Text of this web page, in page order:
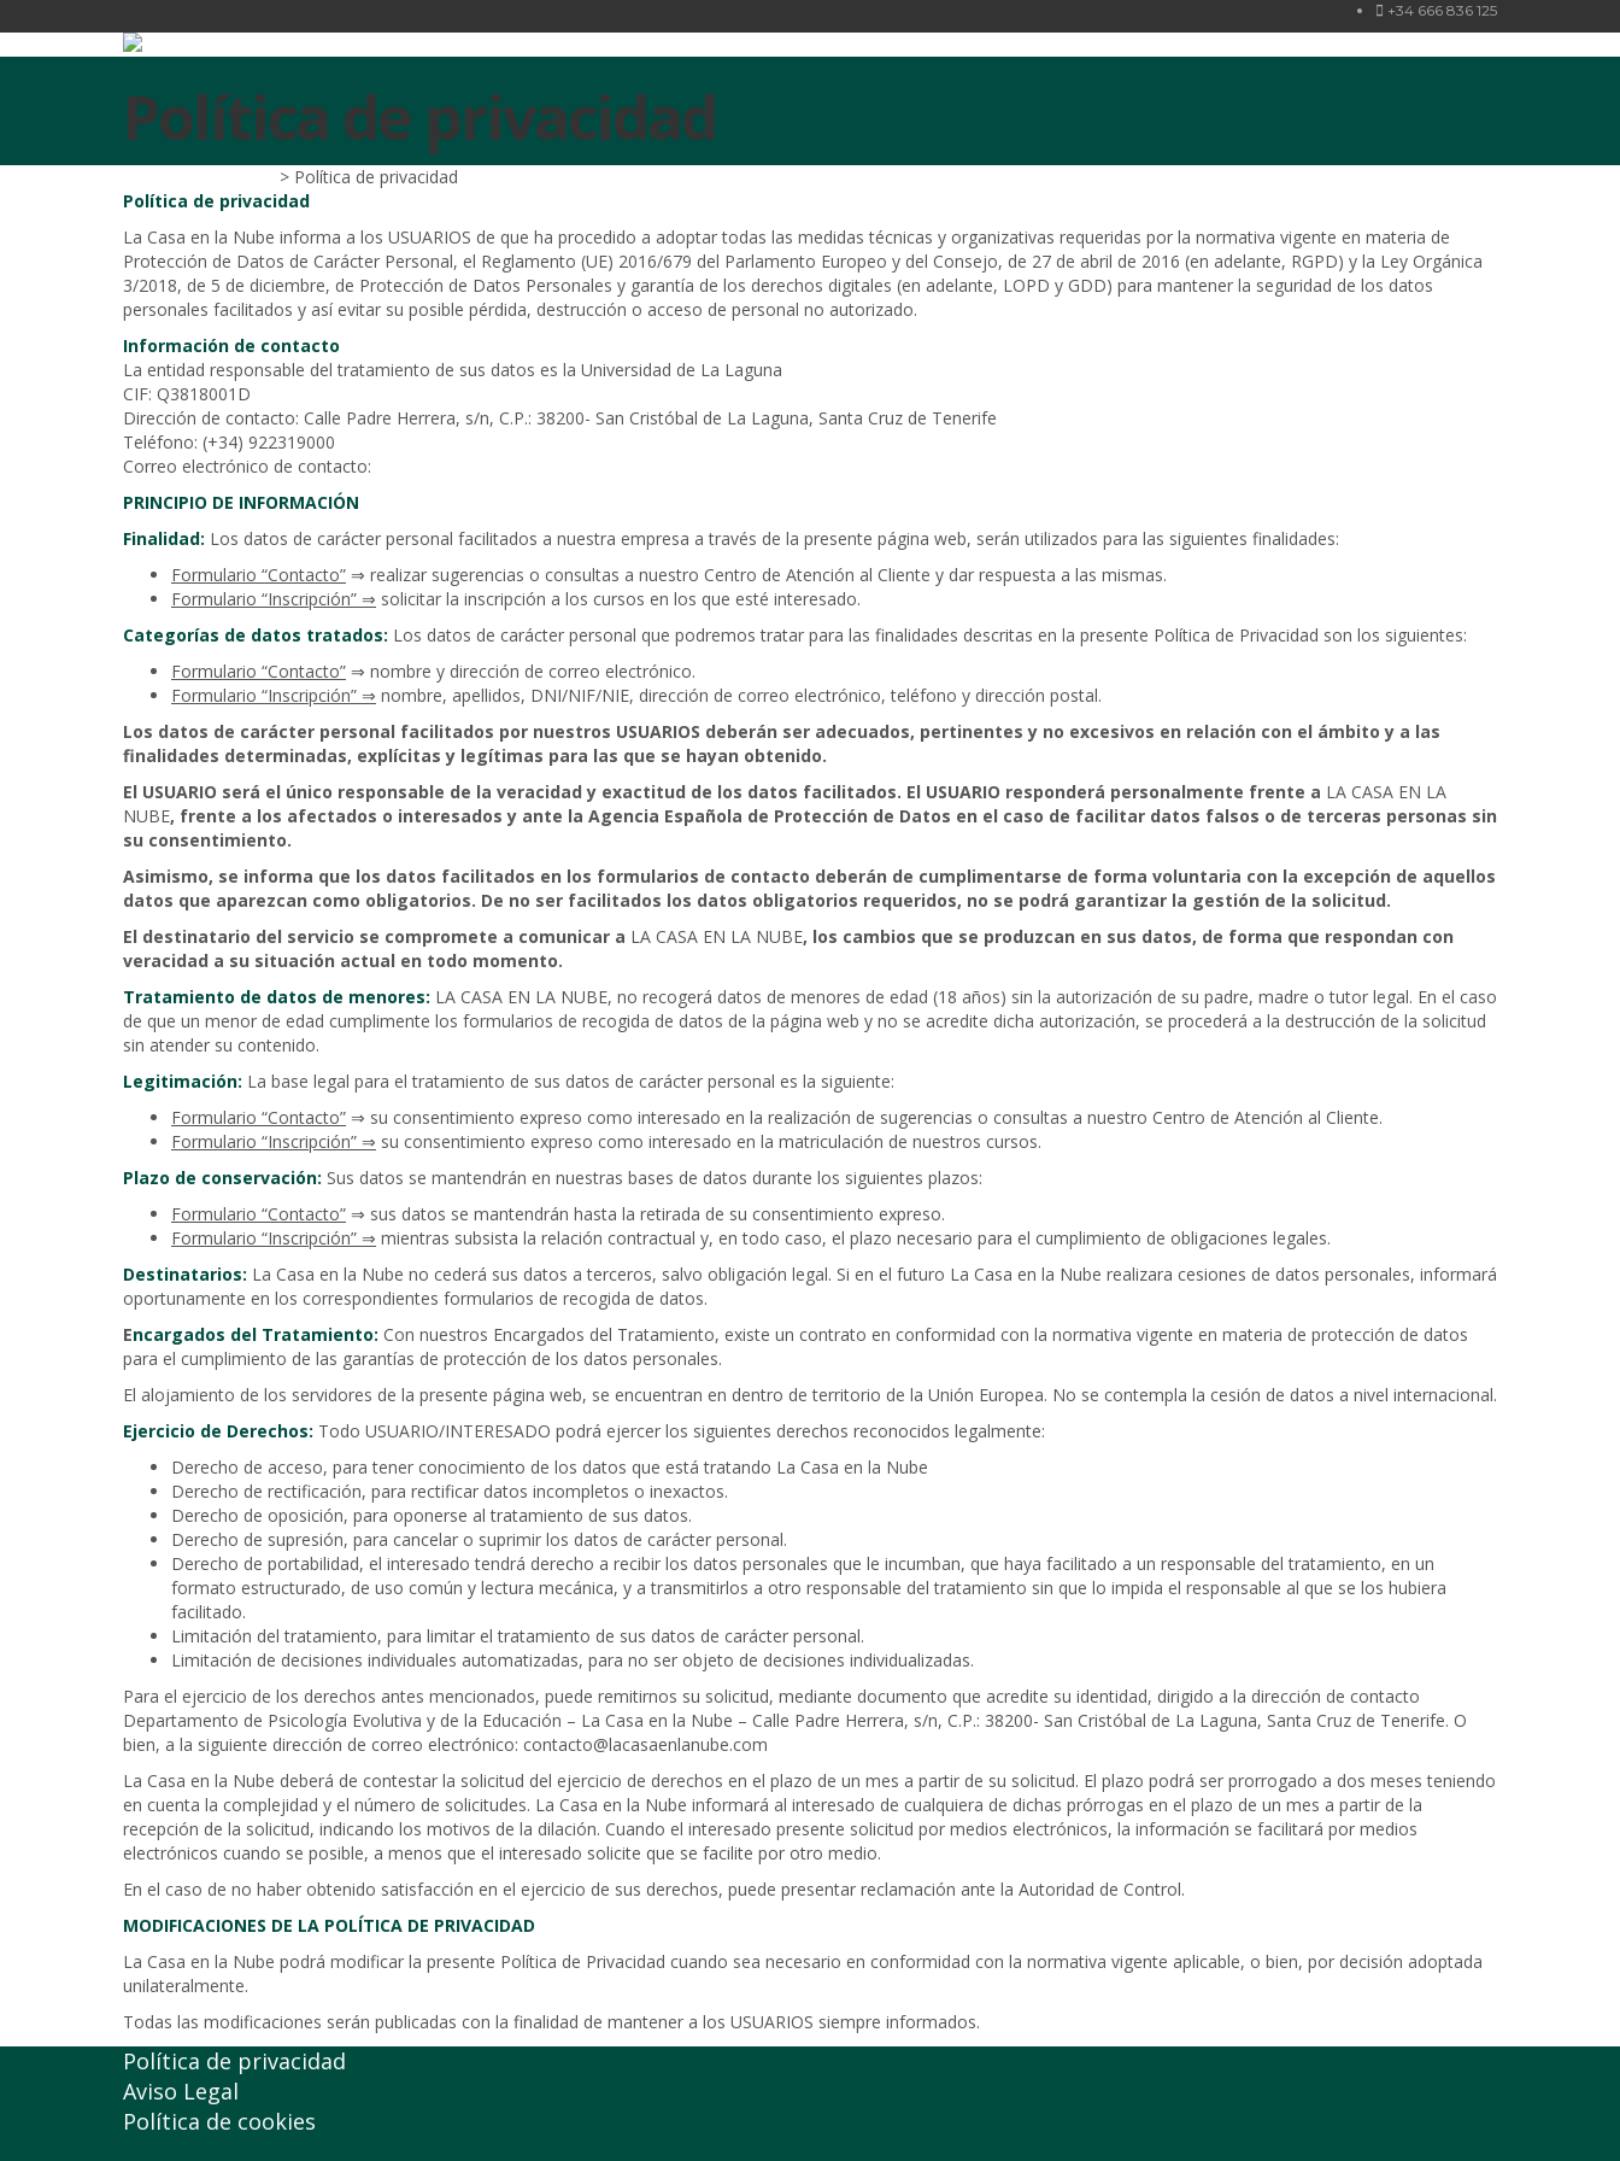
+34 666 836 125
Política de privacidad
> Política de privacidad
Política de privacidad
La Casa en la Nube informa a los USUARIOS de que ha procedido a adoptar todas las medidas técnicas y organizativas requeridas por la normativa vigente en materia de
Protección de Datos de Carácter Personal, el Reglamento (UE) 2016/679 del Parlamento Europeo y del Consejo, de 27 de abril de 2016 (en adelante, RGPD) y la Ley Orgánica
3/2018, de 5 de diciembre, de Protección de Datos Personales y garantía de los derechos digitales (en adelante, LOPD y GDD) para mantener la seguridad de los datos
personales facilitados y así evitar su posible pérdida, destrucción o acceso de personal no autorizado.
Información de contacto
La entidad responsable del tratamiento de sus datos es la Universidad de La Laguna
CIF: Q3818001D
Dirección de contacto: Calle Padre Herrera, s/n, C.P.: 38200- San Cristóbal de La Laguna, Santa Cruz de Tenerife
Teléfono: (+34) 922319000
Correo electrónico de contacto:
PRINCIPIO DE INFORMACIÓN
Finalidad: Los datos de carácter personal facilitados a nuestra empresa a través de la presente página web, serán utilizados para las siguientes finalidades:
Formulario “Contacto” ⇒ realizar sugerencias o consultas a nuestro Centro de Atención al Cliente y dar respuesta a las mismas.
Formulario “Inscripción” ⇒ solicitar la inscripción a los cursos en los que esté interesado.
Categorías de datos tratados: Los datos de carácter personal que podremos tratar para las finalidades descritas en la presente Política de Privacidad son los siguientes:
Formulario “Contacto” ⇒ nombre y dirección de correo electrónico.
Formulario “Inscripción” ⇒ nombre, apellidos, DNI/NIF/NIE, dirección de correo electrónico, teléfono y dirección postal.
Los datos de carácter personal facilitados por nuestros USUARIOS deberán ser adecuados, pertinentes y no excesivos en relación con el ámbito y a las
finalidades determinadas, explícitas y legítimas para las que se hayan obtenido.
El USUARIO será el único responsable de la veracidad y exactitud de los datos facilitados. El USUARIO responderá personalmente frente a LA CASA EN LA
NUBE, frente a los afectados o interesados y ante la Agencia Española de Protección de Datos en el caso de facilitar datos falsos o de terceras personas sin
su consentimiento.
Asimismo, se informa que los datos facilitados en los formularios de contacto deberán de cumplimentarse de forma voluntaria con la excepción de aquellos
datos que aparezcan como obligatorios. De no ser facilitados los datos obligatorios requeridos, no se podrá garantizar la gestión de la solicitud.
El destinatario del servicio se compromete a comunicar a LA CASA EN LA NUBE, los cambios que se produzcan en sus datos, de forma que respondan con
veracidad a su situación actual en todo momento.
Tratamiento de datos de menores: LA CASA EN LA NUBE, no recogerá datos de menores de edad (18 años) sin la autorización de su padre, madre o tutor legal. En el caso
de que un menor de edad cumplimente los formularios de recogida de datos de la página web y no se acredite dicha autorización, se procederá a la destrucción de la solicitud
sin atender su contenido.
Legitimación: La base legal para el tratamiento de sus datos de carácter personal es la siguiente:
Formulario “Contacto” ⇒ su consentimiento expreso como interesado en la realización de sugerencias o consultas a nuestro Centro de Atención al Cliente.
Formulario “Inscripción” ⇒ su consentimiento expreso como interesado en la matriculación de nuestros cursos.
Plazo de conservación: Sus datos se mantendrán en nuestras bases de datos durante los siguientes plazos:
Formulario “Contacto” ⇒ sus datos se mantendrán hasta la retirada de su consentimiento expreso.
Formulario “Inscripción” ⇒ mientras subsista la relación contractual y, en todo caso, el plazo necesario para el cumplimiento de obligaciones legales.
Destinatarios: La Casa en la Nube no cederá sus datos a terceros, salvo obligación legal. Si en el futuro La Casa en la Nube realizara cesiones de datos personales, informará
oportunamente en los correspondientes formularios de recogida de datos.
Encargados del Tratamiento: Con nuestros Encargados del Tratamiento, existe un contrato en conformidad con la normativa vigente en materia de protección de datos
para el cumplimiento de las garantías de protección de los datos personales.
El alojamiento de los servidores de la presente página web, se encuentran en dentro de territorio de la Unión Europea. No se contempla la cesión de datos a nivel internacional.
Ejercicio de Derechos: Todo USUARIO/INTERESADO podrá ejercer los siguientes derechos reconocidos legalmente:
Derecho de acceso, para tener conocimiento de los datos que está tratando La Casa en la Nube
Derecho de rectificación, para rectificar datos incompletos o inexactos.
Derecho de oposición, para oponerse al tratamiento de sus datos.
Derecho de supresión, para cancelar o suprimir los datos de carácter personal.
Derecho de portabilidad, el interesado tendrá derecho a recibir los datos personales que le incumban, que haya facilitado a un responsable del tratamiento, en un
formato estructurado, de uso común y lectura mecánica, y a transmitirlos a otro responsable del tratamiento sin que lo impida el responsable al que se los hubiera
facilitado.
Limitación del tratamiento, para limitar el tratamiento de sus datos de carácter personal.
Limitación de decisiones individuales automatizadas, para no ser objeto de decisiones individualizadas.
Para el ejercicio de los derechos antes mencionados, puede remitirnos su solicitud, mediante documento que acredite su identidad, dirigido a la dirección de contacto
Departamento de Psicología Evolutiva y de la Educación – La Casa en la Nube – Calle Padre Herrera, s/n, C.P.: 38200- San Cristóbal de La Laguna, Santa Cruz de Tenerife. O
bien, a la siguiente dirección de correo electrónico: contacto@lacasaenlanube.com
La Casa en la Nube deberá de contestar la solicitud del ejercicio de derechos en el plazo de un mes a partir de su solicitud. El plazo podrá ser prorrogado a dos meses teniendo
en cuenta la complejidad y el número de solicitudes. La Casa en la Nube informará al interesado de cualquiera de dichas prórrogas en el plazo de un mes a partir de la
recepción de la solicitud, indicando los motivos de la dilación. Cuando el interesado presente solicitud por medios electrónicos, la información se facilitará por medios
electrónicos cuando se posible, a menos que el interesado solicite que se facilite por otro medio.
En el caso de no haber obtenido satisfacción en el ejercicio de sus derechos, puede presentar reclamación ante la Autoridad de Control.
MODIFICACIONES DE LA POLÍTICA DE PRIVACIDAD
La Casa en la Nube podrá modificar la presente Política de Privacidad cuando sea necesario en conformidad con la normativa vigente aplicable, o bien, por decisión adoptada
unilateralmente.
Todas las modificaciones serán publicadas con la finalidad de mantener a los USUARIOS siempre informados.
Política de privacidad
Aviso Legal
Política de cookies